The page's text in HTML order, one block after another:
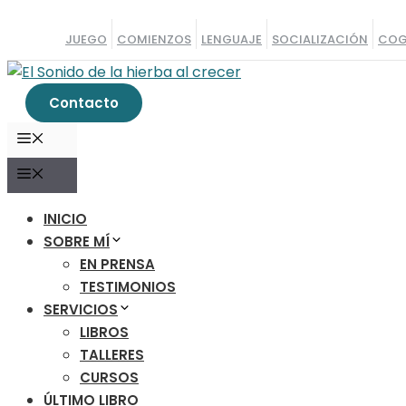
contenido
JUEGO COMIENZOS LENGUAJE SOCIALIZACIÓN
Contacto
INICIO
SOBRE MÍ
EN PRENSA
TESTIMONIOS
SERVICIOS
LIBROS
TALLERES
CURSOS
ÚLTIMO LIBRO